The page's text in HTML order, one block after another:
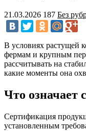
21.03.2026 187 Без
В условиях растущей
фермам и крупным
рассчитывать на
какие моменты она
Что означает
Сертификация
установленным